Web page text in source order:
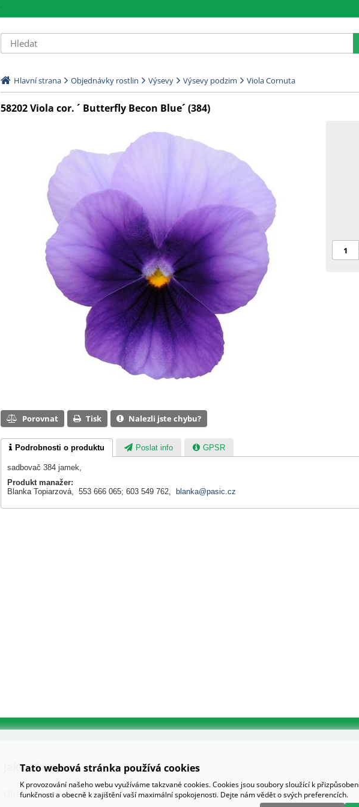
Hlavní strana Objednávky rostlin Výsevy Výsevy podzim Viola Cornuta
58202 Viola cor. ´ Butterfly Becon Blue´ (384)
Porovnat Tisk Nalezli jste chybu?
Podrobnosti o produktu Poslat info GPSR
sadbovač 384 jamek,
Produkt manažer:
Blanka Topiarzová, 553 666 065; 603 549 762,
blanka@pasic.cz
Jak nakupovat
Obchodní podmínky
Tato webová stránka používá cookies
K provozování našeho webu využíváme takzvané cookies. Cookies jsou soubory sloužící k
funkčnosti a obecně k zajištění vaší maximální spokojenosti. Dejte nám vědět o svých preferencích.